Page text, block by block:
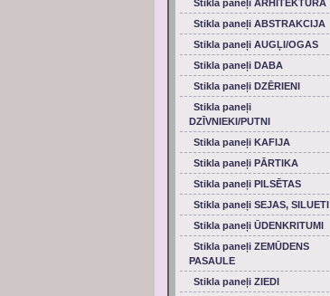
Stikla paneļi ARHITEKTŪRA
Stikla paneļi ABSTRAKCIJA
Stikla paneļi AUGĻI/OGAS
Stikla paneļi DABA
Stikla paneļi DZĒRIENI
Stikla paneļi
DZĪVNIEKI/PUTNI
Stikla paneļi KAFIJA
Stikla paneļi PĀRTIKA
Stikla paneļi PILSĒTAS
Stikla paneļi SEJAS, SILUETI
Stikla paneļi ŪDENKRITUMI
Stikla paneļi ZEMŪDENS
PASAULE
Stikla paneļi ZIEDI